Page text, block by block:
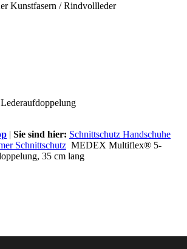
Kunstfasern / Rindvollleder
| Sie sind hier: Schnittschutz Handschuhe
Schnittschutz MEDEX Multiflex® 5-
35 cm lang